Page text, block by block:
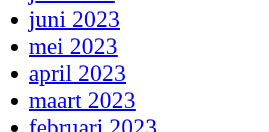
juni 2023
mei 2023
april 2023
maart 2023